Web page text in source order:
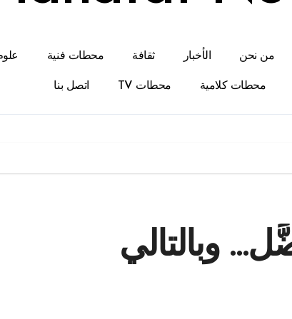
من نحن الأخبار ثقافة محطات فنية
محطات كلامية محطات TV اتصل بنا
وبالتالي